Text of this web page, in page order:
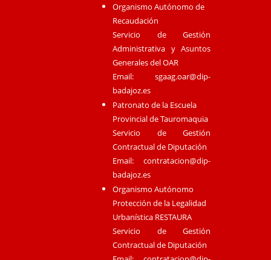
Organismo Autónomo de
Recaudación
Servicio de Gestión
Administrativa y Asuntos
Generales del OAR
Email:sgaag.oar@dip-
badajoz.es
Patronato de la Escuela
Provincial de Tauromaquia
Servicio de Gestión
Contractual de Diputación
Email:contratacion@dip-
badajoz.es
Organismo Autónomo
Protección de la Legalidad
Urbanística RESTAURA
Servicio de Gestión
Contractual de Diputación